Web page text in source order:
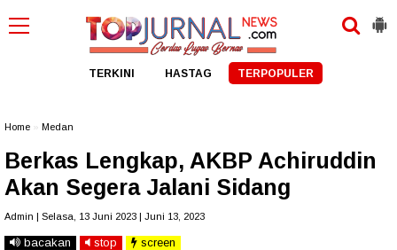
TERKINI HASTAG TERPOPULER
Home Medan
Berkas Lengkap, AKBP Achiruddin
Akan Segera Jalani Sidang
Admin | Selasa, 13 Juni 2023 | Juni 13, 2023
bacakan stop screen